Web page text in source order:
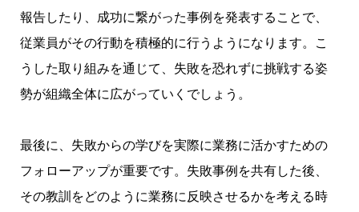
報告したり、成功に繋がった事例を発表することで、
従業員がその行動を積極的に行うようになります。こ
うした取り組みを通じて、失敗を恐れずに挑戦する姿
勢が組織全体に広がっていくでしょう。
最後に、失敗からの学びを実際に業務に活かすための
フォローアップが重要です。失敗事例を共有した後、
その教訓をどのように業務に反映させるかを考える時